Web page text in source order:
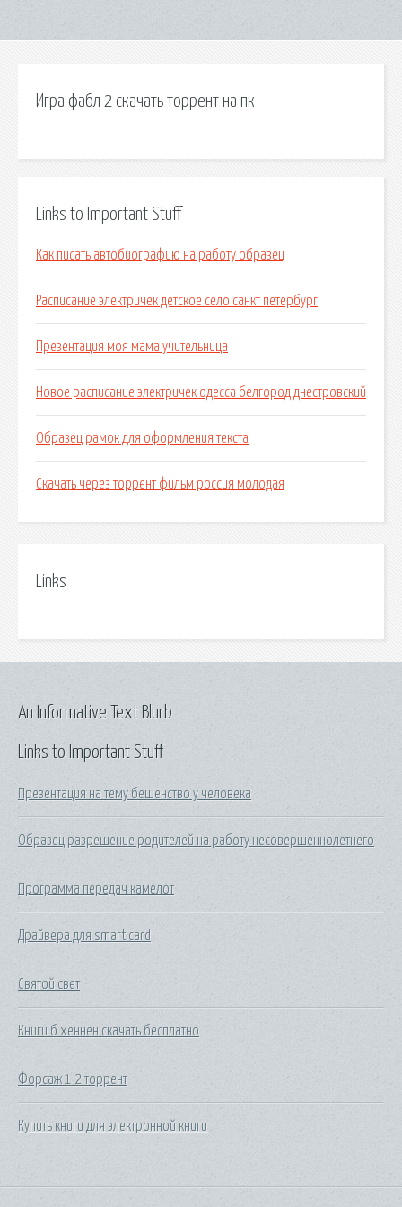
Игра фабл 2 скачать торрент на пк
Links to Important Stuff
Как писать автобиографию на работу образец
Расписание электричек детское село санкт петербург
Презентация моя мама учительница
Новое расписание электричек одесса белгород днестровский
Образец рамок для оформления текста
Скачать через торрент фильм россия молодая
Links
Links to Important Stuff
Презентация на тему бешенство у человека
Образец разрешение родителей на работу несовершеннолетнего
Программа передач камелот
Драйвера для smart card
Святой свет
Книги б хеннен скачать бесплатно
Форсаж 1 2 торрент
Купить книги для электронной книги
An Informative Text Blurb